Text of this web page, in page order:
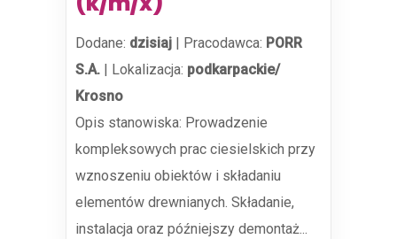
Dodane: dzisiaj | Pracodawca: PORR
S.A. | Lokalizacja: podkarpackie/
Krosno
Opis stanowiska: Prowadzenie
kompleksowych prac ciesielskich przy
wznoszeniu obiektów i składaniu
elementów drewnianych. Składanie,
instalacja oraz późniejszy demontaż...